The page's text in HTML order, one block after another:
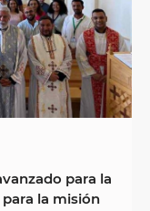
para la
la misión